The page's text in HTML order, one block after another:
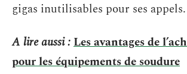
gigas inutilisables pour ses appels.
A lire aussi :Les avantages de
pour les équipements de soudure